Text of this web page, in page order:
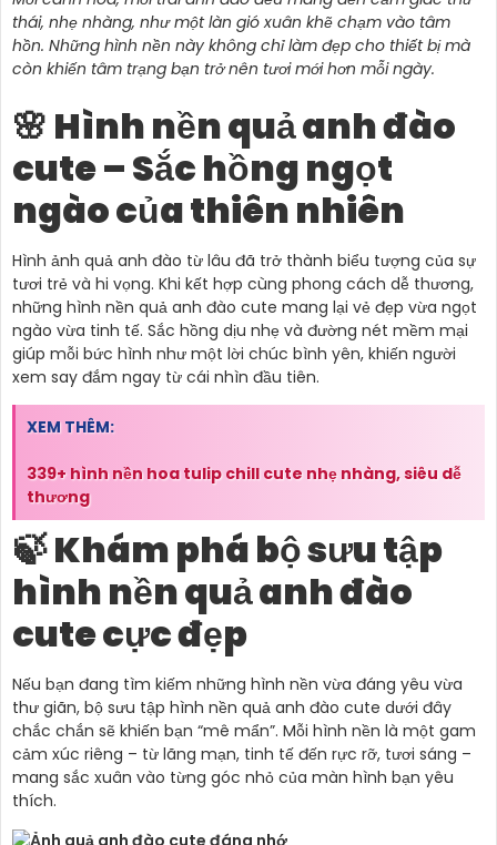
thái, nhẹ nhàng, như một làn gió xuân khẽ chạm vào tâm
hồn. Những hình nền này không chỉ làm đẹp cho thiết bị mà
còn khiến tâm trạng bạn trở nên tươi mới hơn mỗi ngày.
🌸 Hình nền quả anh đào
cute – Sắc hồng ngọt
ngào của thiên nhiên
Hình ảnh quả anh đào từ lâu đã trở thành biểu tượng của sự
tươi trẻ và hi vọng. Khi kết hợp cùng phong cách dễ thương,
những hình nền quả anh đào cute mang lại vẻ đẹp vừa ngọt
ngào vừa tinh tế. Sắc hồng dịu nhẹ và đường nét mềm mại
giúp mỗi bức hình như một lời chúc bình yên, khiến người
xem say đắm ngay từ cái nhìn đầu tiên.
XEM THÊM:
339+ hình nền hoa tulip chill cute nhẹ nhàng, siêu dễ
thương
🍃 Khám phá bộ sưu tập
hình nền quả anh đào
cute cực đẹp
Nếu bạn đang tìm kiếm những hình nền vừa đáng yêu vừa
thư giãn, bộ sưu tập hình nền quả anh đào cute dưới đây
chắc chắn sẽ khiến bạn “mê mẩn”. Mỗi hình nền là một gam
cảm xúc riêng – từ lãng mạn, tinh tế đến rực rỡ, tươi sáng –
mang sắc xuân vào từng góc nhỏ của màn hình bạn yêu
thích.